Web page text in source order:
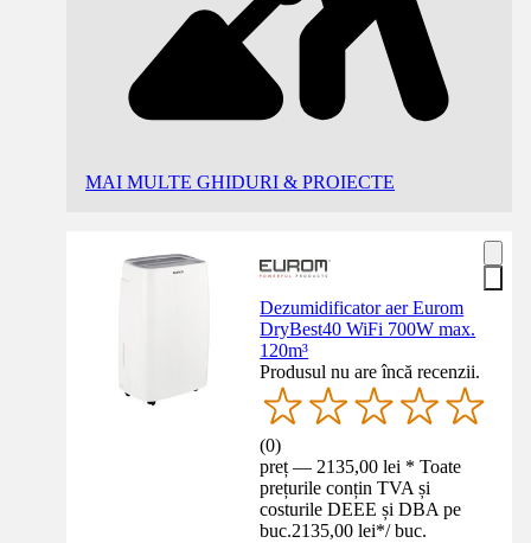
MAI MULTE GHIDURI & PROIECTE
Dezumidificator aer Eurom
DryBest40 WiFi 700W max.
120m³
Produsul nu are încă recenzii.
(0)
preț — 2135,00 lei * Toate
prețurile conțin TVA și
costurile DEEE și DBA pe
buc.2135,00 lei*/ buc.